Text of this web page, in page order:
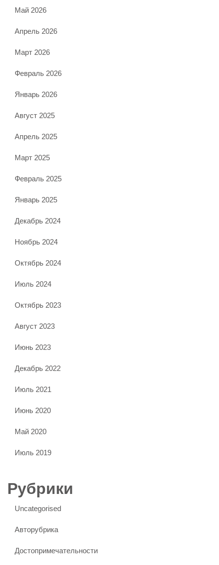
Май 2026
Апрель 2026
Март 2026
Февраль 2026
Январь 2026
Август 2025
Апрель 2025
Март 2025
Февраль 2025
Январь 2025
Декабрь 2024
Ноябрь 2024
Октябрь 2024
Июль 2024
Октябрь 2023
Август 2023
Июнь 2023
Декабрь 2022
Июль 2021
Июнь 2020
Май 2020
Июль 2019
Рубрики
Uncategorised
Авторубрика
Достопримечательности